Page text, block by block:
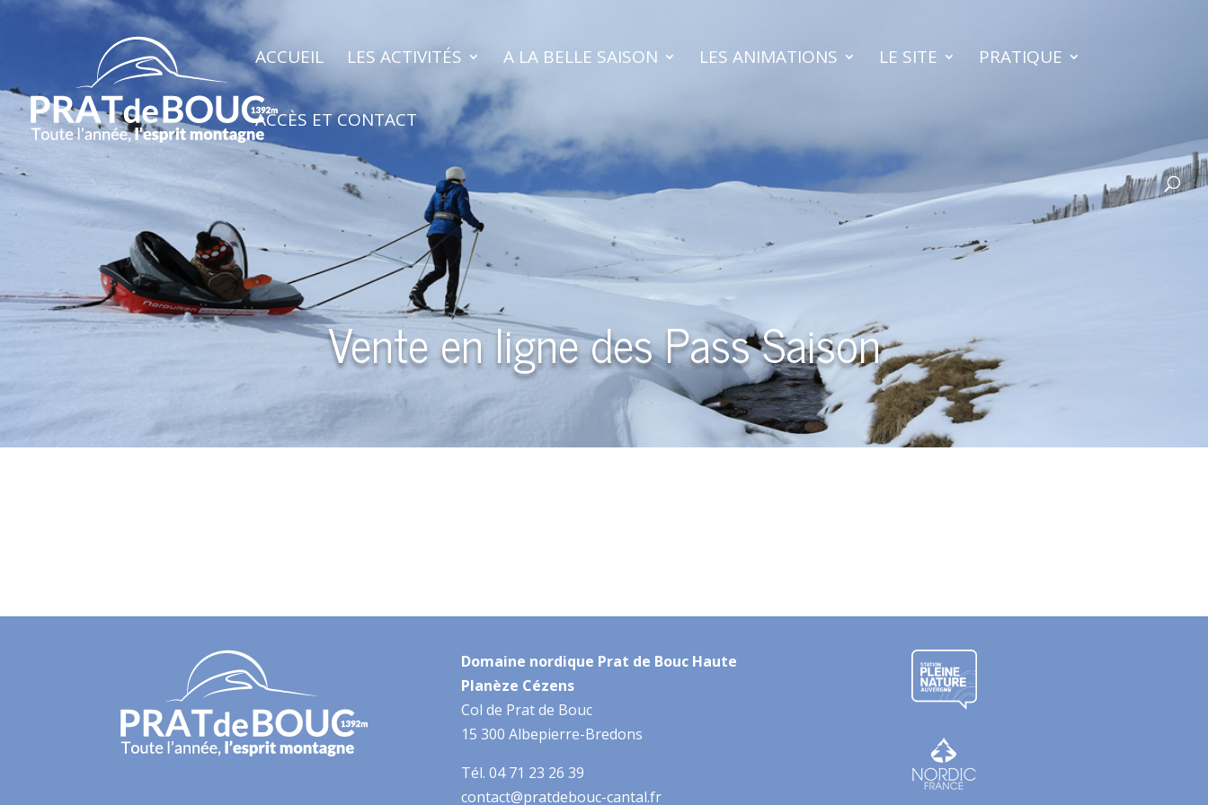
ACCUEIL LES ACTIVITÉS A LA BELLE SAISON LES ANIMATIONS LE SITE PRATIQUE
ACCÈS ET CONTACT
Vente en ligne des Pass Saison
Domaine nordique Prat de Bouc Haute
Planèze Cézens
Col de Prat de Bouc
15 300 Albepierre-Bredons
Tél. 04 71 23 26 39
contact@pratdebouc-cantal.fr